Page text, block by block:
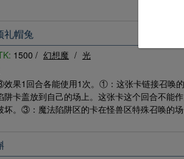
礼帽兔
1500 / 幻想魔 / 光
果1回合各能使用1次。①：这张卡链接召唤
阱卡盖放到自己的场上。这张卡这个回合不能
坏。③：魔法陷阱区的卡在怪兽区特殊召唤的